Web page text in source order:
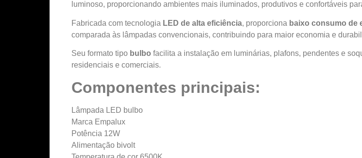
luminoso, proporcionando ambientes mais iluminados, produtivos e confortáveis
Fabricada com tecnologia LED de alta eficiência, proporciona baixo consumo de
comparada às lâmpadas convencionais, contribuindo para maior economia e
Seu formato tipo bulbo facilita a instalação em luminárias, plafons, pendentes e
residenciais e comerciais.
Componentes principais:
Lâmpada LED bulbo
Marca Empalux
Potência 12W
Alimentação bivolt